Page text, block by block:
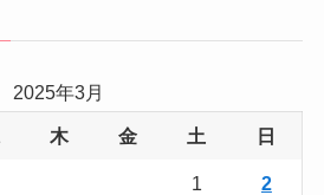
2025年3月
木 金 土 日
1 2